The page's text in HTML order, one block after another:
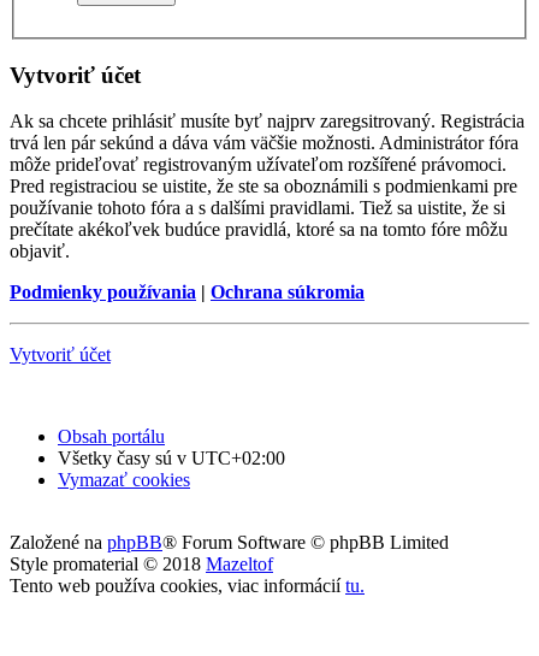
Vytvoriť účet
Ak sa chcete prihlásiť musíte byť najprv zaregsitrovaný. Registrácia
trvá len pár sekúnd a dáva vám väčšie možnosti. Administrátor fóra
môže prideľovať registrovaným užívateľom rozšířené právomoci.
Pred registraciou se uistite, že ste sa oboznámili s podmienkami pre
používanie tohoto fóra a s dalšími pravidlami. Tiež sa uistite, že si
prečítate akékoľvek budúce pravidlá, ktoré sa na tomto fóre môžu
objaviť.
Podmienky používania | Ochrana súkromia
Vytvoriť účet
Obsah portálu
Všetky časy sú v UTC+02:00
Vymazať cookies
Založené na phpBB® Forum Software © phpBB Limited
Style promaterial © 2018 Mazeltof
Tento web používa cookies, viac informáciítu.